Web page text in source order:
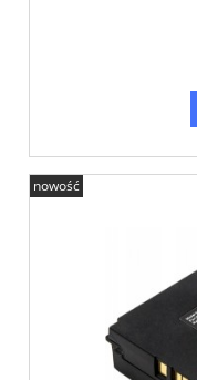
nowość